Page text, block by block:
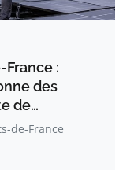
:
des
de…
de-France